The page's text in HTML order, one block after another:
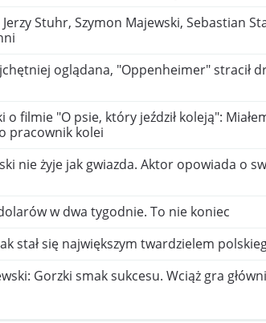
Stuhr, Szymon Majewski, Sebastian
oglądana, "Oppenheimer" stracił
o filmie "O psie, który jeździł koleją":
pracownik kolei
nie żyje jak gwiazda. Aktor opowiada o
w dwa tygodnie. To nie koniec
stał się największym twardzielem
Gorzki smak sukcesu. Wciąż gra